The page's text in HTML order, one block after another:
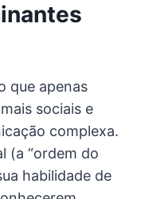
que apenas
sociais e
complexa.
(a “ordem do
habilidade de